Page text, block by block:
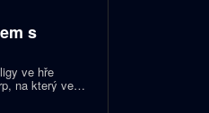
s
ve hře
na který ve
zároveň